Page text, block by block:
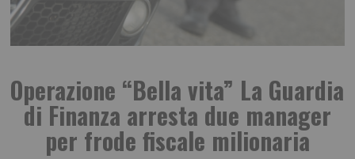
Operazione “Bella vita” La Guardia
di Finanza arresta due manager
per frode fiscale milionaria